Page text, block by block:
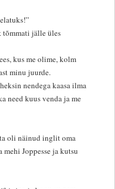
tõmmati jälle üles
kus me olime, kolm
minu juurde.
nendega kaasa ilma
need kuus venda ja me
oli näinud inglit oma
mehi Joppesse ja kutsu